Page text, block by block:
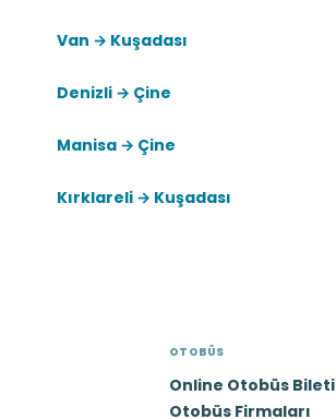
Van → Kuşadası
Denizli → Çine
Manisa → Çine
Kırklareli → Kuşadası
OTOBÜS
Online Otobüs Bileti
Otobüs Firmaları